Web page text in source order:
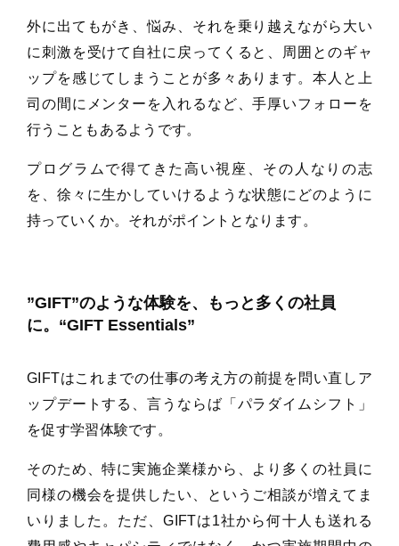
外に出てもがき、悩み、それを乗り越えながら大い
に刺激を受けて自社に戻ってくると、周囲とのギャ
ップを感じてしまうことが多々あります。本人と上
司の間にメンターを入れるなど、手厚いフォローを
行うこともあるようです。
プログラムで得てきた高い視座、その人なりの志
を、徐々に生かしていけるような状態にどのように
持っていくか。それがポイントとなります。
”GIFT”のような体験を、もっと多くの社員
に。“GIFT Essentials”
GIFTはこれまでの仕事の考え方の前提を問い直しア
ップデートする、言うならば「パラダイムシフト」
を促す学習体験です。
そのため、特に実施企業様から、より多くの社員に
同様の機会を提供したい、というご相談が増えてま
いりました。ただ、GIFTは1社から何十人も送れる